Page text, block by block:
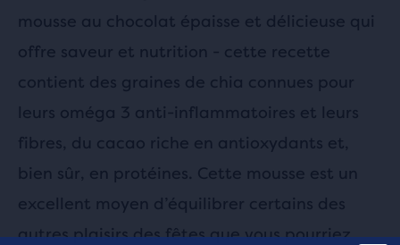
mousse au chocolat épaisse et délicieuse qui
offre saveur et nutrition - cette recette
contient des graines de chia connues pour
leurs oméga 3 anti-inflammatoires et leurs
fibres, du cacao riche en antioxydants et,
bien sûr, en protéines. Cette mousse est un
excellent moyen d’équilibrer certains des
autres plaisirs des fêtes que vous pourriez